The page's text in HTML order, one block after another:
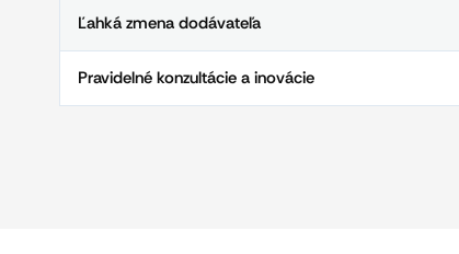
Ľahká zmena dodávateľa
Pravidelné konzultácie a inovácie